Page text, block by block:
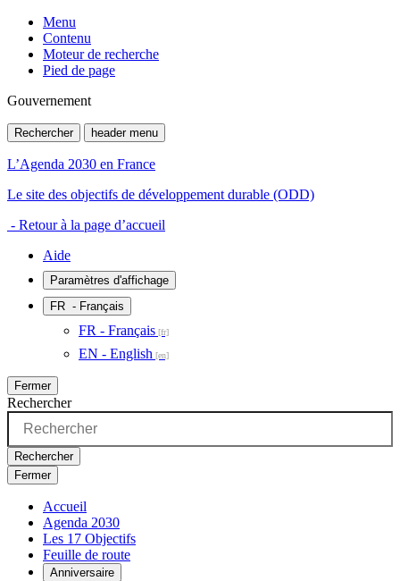
Menu
Contenu
Moteur de recherche
Pied de page
Gouvernement
Rechercher header menu
L’Agenda 2030 en France
Le site des objectifs de développement durable (ODD)
- Retour à la page d’accueil
Aide
Paramètres d'affichage
FR - Français
FR - Français
EN - English
Fermer
Rechercher
Rechercher
Fermer
Accueil
Agenda 2030
Les 17 Objectifs
Feuille de route
Anniversaire